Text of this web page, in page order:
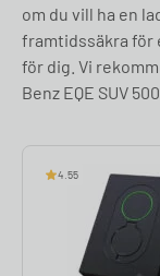
om du vill ha en
framtidssäkra för
för dig. Vi
Benz EQE SUV
4.55